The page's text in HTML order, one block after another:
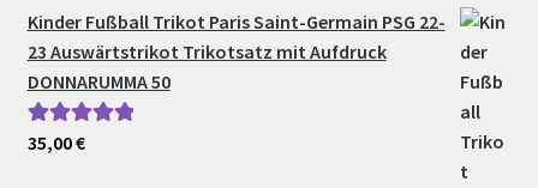
Kinder Fußball Trikot Paris Saint-Germain PSG 22-
23 Auswärtstrikot Trikotsatz mit Aufdruck
DONNARUMMA 50
Bewertet mit
35,00€